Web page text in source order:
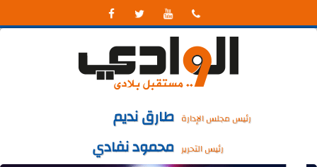
   
رئيس مجلس الإدارة طارق نديم
رئيس التحرير محمود نفادي